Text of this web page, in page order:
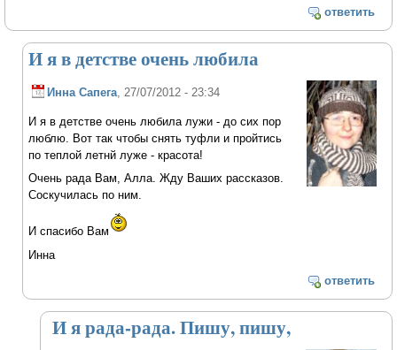
ответить
И я в детстве очень любила
Инна Сапега , 27/07/2012 - 23:34
И я в детстве очень любила лужи - до сих пор
люблю. Вот так чтобы снять туфли и пройтись
по теплой летнй луже - красота!
Очень рада Вам, Алла. Жду Ваших рассказов.
Соскучилась по ним.
И спасибо Вам
Инна
ответить
И я рада-рада. Пишу, пишу,